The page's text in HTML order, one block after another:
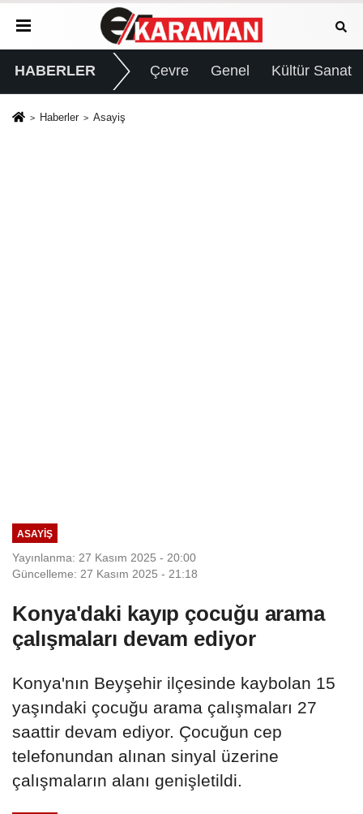
HABERLER Çevre Genel Kültür Sanat
Haberler Asayiş
ASAYIŞ
Yayınlanma: 27 Kasım 2025 - 20:00
Güncelleme: 27 Kasım 2025 - 21:18
Konya'daki kayıp çocuğu arama
çalışmaları devam ediyor
Konya'nın Beyşehir ilçesinde kaybolan 15
yaşındaki çocuğu arama çalışmaları 27
saattir devam ediyor. Çocuğun cep
telefonundan alınan sinyal üzerine
çalışmaların alanı genişletildi.